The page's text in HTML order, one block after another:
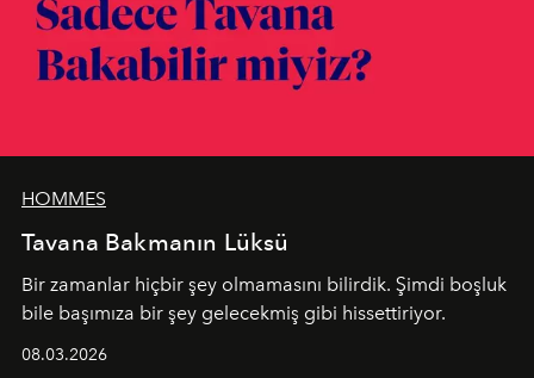
HOMMES
Tavana Bakmanın Lüksü
Bir zamanlar hiçbir şey olmamasını bilirdik. Şimdi boşluk
bile başımıza bir şey gelecekmiş gibi hissettiriyor.
08.03.2026